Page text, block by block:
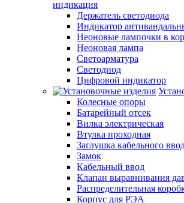
индикация
Держатель светодиода
Индикатор
Неоновые лампочки в
Неоновая лампа
Светоарматура
Светодиод
Цифровой индикатор
Колесные опоры
Батарейный отсек
Вилка электрическая
Втулка проходная
Заглушка кабельного
Замок
Кабельный ввод
Клапан выравнивания
Распределительная
Корпус для РЭА